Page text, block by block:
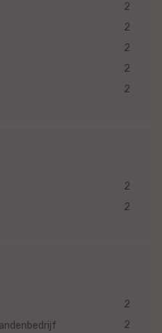
2
2
2
2
2
2
2
2
2